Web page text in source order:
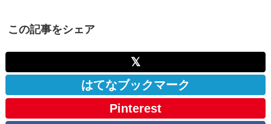
この記事をシェア
𝕏
はてなブックマーク
Pinterest